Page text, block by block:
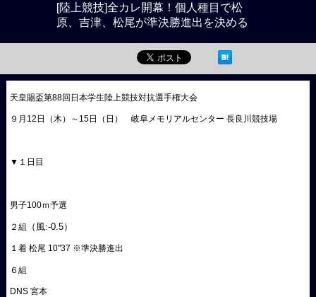
[陸上競技]全カレ開幕！個人種目で松
原、吉津、松尾が準決勝進出を決める
天皇賜盃第88回日本学生陸上競技対抗選手権大会
９月12日（木）～15日（日） 岐阜メモリアルセンター 長良川競技場
▼１日目
男子100ｍ予選
２組 （風:-0.5）
１着 松尾 10"37 ※準決勝進出
６組
DNS 宮本